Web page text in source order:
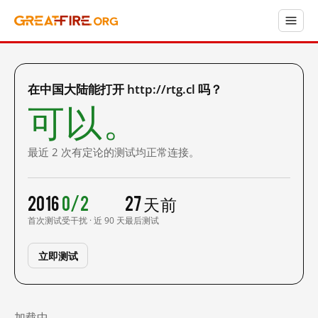
在中国大陆能打开 http://rtg.cl 吗？
可以。
最近 2 次有定论的测试均正常连接。
2016
首次测试
0/2
受干扰 · 近 90 天
27 天前
最后测试
立即测试